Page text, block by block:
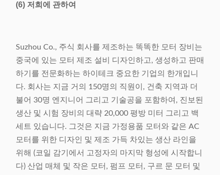
(6) 저희에 관하여
Suzhou Co., 주식 회사를 제조하는 똑똑한 모터 장비는
중국에 있는 모터 제조 설비 디자인하고, 생성하고 판매
하기를 전문화하는 하이테크 중요한 기업의 한개입니
다. 회사는 지금 거의 150명의 직원이, 건축 지역과 더
불어 30명 엔지니어 그리고 기술공을 포함하여, 진보된
생산 및 시험 장비의 대략 20,000 평방 미터 그리고 백
세트 있습니다. 그것은 지금 가정용품 모터와 같은 AC
모터를 위한 디자인 및 제조 가득 차있는 생산 라인을
위해 (코일 감기에서 고정자의 마지막 형성에 시작합니
다) 산업 매체 및 작은 모터, 펌프 모터, 구르 문 모터 및